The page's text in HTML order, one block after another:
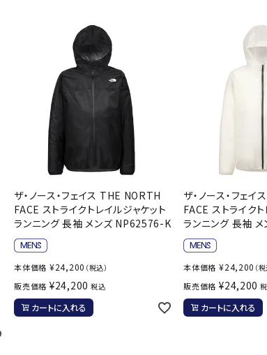
ストリングス・ガット
バドミントンシューズ
バドミントンウェア
シャトル
ソックス
ラバー
卓球シ
卓球ウェア
ボール（
その他
ハンドボール
ハンドボールウェア
ボール（ハンドボール）
その他アクセサリー
ラ
ラグビー
ヘッドギ
ソックス
陸上スパイク・シューズ
ハンドボールシューズ
ウォーキング・トレッキング
アウトドアシューズ
トレーニング・ジム・カジュ
キッズカジュアル
スイム・競泳
サンダル
LI-
ザ・ノース・フェイス THE NORTH
FACE ストライクトレイルジャケット
ランニング 長袖 メンズ NP62576-K
本体価格 ¥24,200 （税込）
販売価格 ¥24,200 税込
カートに入れる
ザ・ノース・フェ
FACE ストライク
ランニング 長袖
本体価格 ¥24,200 （
販売価格 ¥24,200
カートに入れる